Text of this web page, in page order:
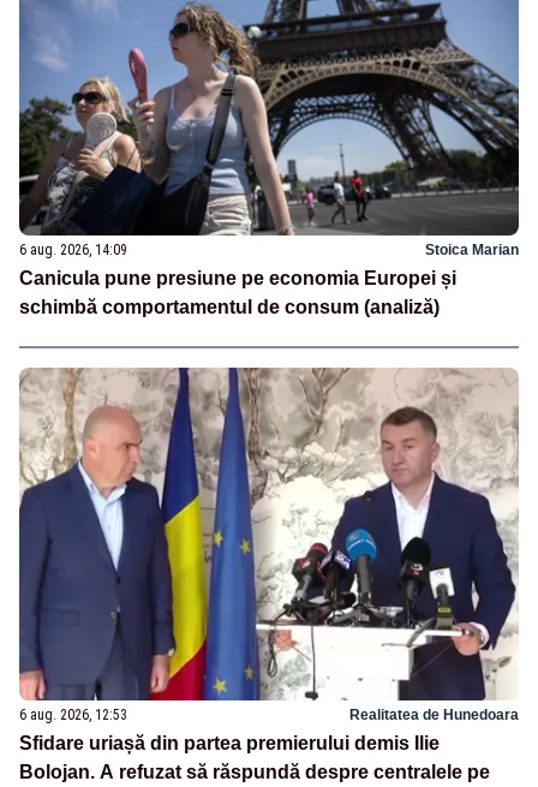
6 aug. 2026, 14:09 Stoica Marian
Canicula pune presiune pe economia Europei și
schimbă comportamentul de consum (analiză)
6 aug. 2026, 12:53 Realitatea de Hunedoara
Sfidare uriașă din partea premierului demis Ilie
Bolojan. A refuzat să răspundă despre centralele pe